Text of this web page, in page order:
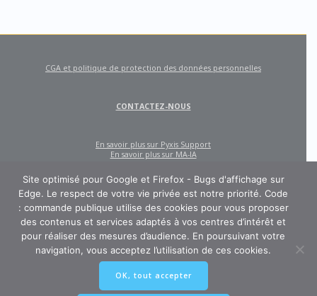
CODE : COMMANDE PUBLIQUE
Un site créé et édité par Pyxis Support, cabinet de conseil en achats et
marchés publics : AMO, Externalisation des marchés, Contract Management,
CGA et politique de protection des données personnelles
CONTACTEZ-NOUS
En savoir plus sur Pyxis Support
En savoir plus sur MA-IA
Site optimisé pour Google et Firefox - Bugs d'affichage sur
Edge. Le respect de votre vie privée est notre priorité. Code
: commande publique utilise des cookies pour vous proposer
des contenus et services adaptés à vos centres d’intérêt et
pour réaliser des mesures d’audience. En poursuivant votre
navigation, vous acceptez l’utilisation de ces cookies.
OK, tout accepter